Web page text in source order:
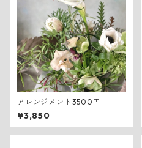
アレンジメント3500円
¥3,850